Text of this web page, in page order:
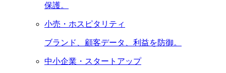
保護。
小売・ホスピタリティ
ブランド、顧客データ、利益を防御。
中小企業・スタートアップ